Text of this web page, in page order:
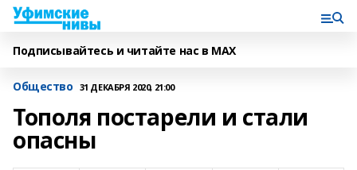
Подписывайтесь и читайте нас в MAX
Общество 31 ДЕКАБРЯ 2020, 21:00
Тополя постарели и стали
опасны